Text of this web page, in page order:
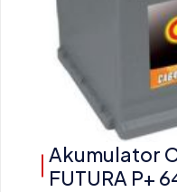
Akumulator
FUTURA P+